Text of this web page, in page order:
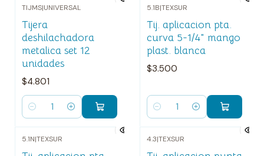
TIJMS|UNIVERSAL
Tijera
deshilachadora
metalica set 12
unidades
$4.801
Cantidad
5.1B|TEXSUR
Tij. aplicacion pta.
curva 5-1/4" mango
plast. blanca
$3.500
Cantidad
5.1N|TEXSUR 4.3|TEXSUR